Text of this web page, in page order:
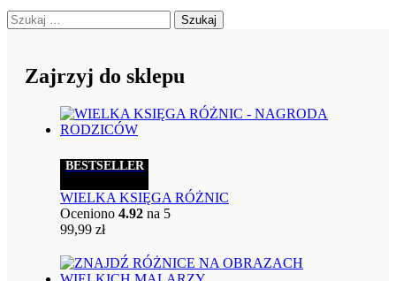
Szukaj:
Zajrzyj do sklepu
BESTSELLER
WIELKA KSIĘGA RÓŻNIC
Oceniono 4.92 na 5
99,99 zł